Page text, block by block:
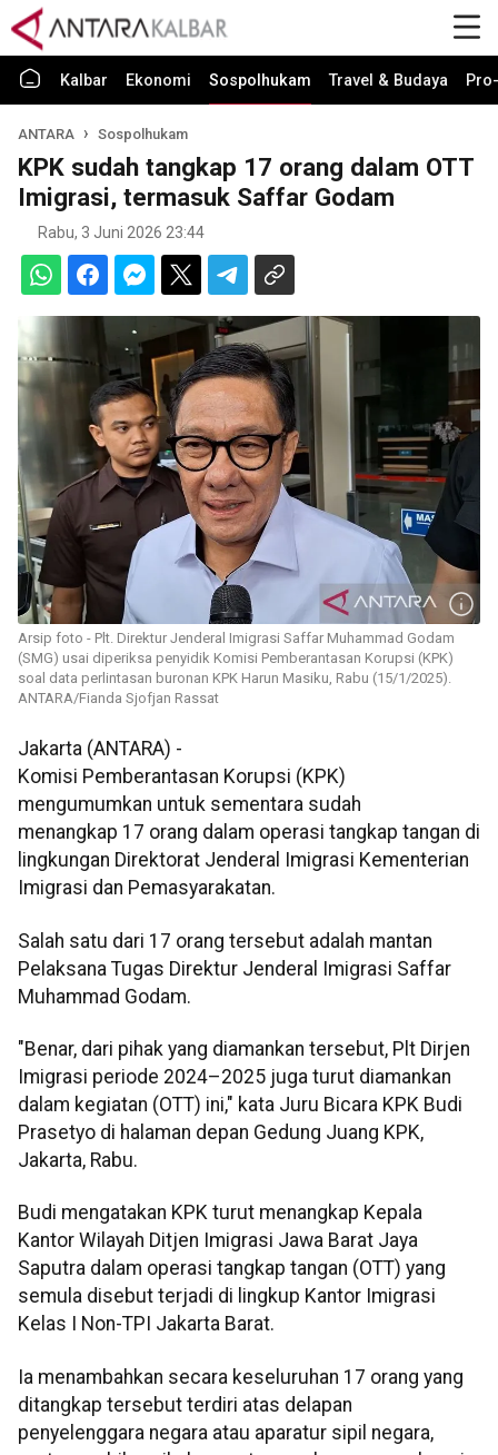
Kalbar Ekonomi Sospolhukam Travel & Budaya
ANTARA Sospolhukam
KPK sudah tangkap 17 orang dalam OTT
Imigrasi, termasuk Saffar Godam
Rabu, 3 Juni 2026 23:44
Arsip foto - Plt. Direktur Jenderal Imigrasi Saffar Muhammad Godam
(SMG) usai diperiksa penyidik Komisi Pemberantasan Korupsi (KPK)
soal data perlintasan buronan KPK Harun Masiku, Rabu (15/1/2025).
ANTARA/Fianda Sjofjan Rassat
Jakarta (ANTARA) -
Komisi Pemberantasan Korupsi (KPK)
mengumumkan untuk sementara sudah
menangkap 17 orang dalam operasi tangkap tangan di
lingkungan Direktorat Jenderal Imigrasi Kementerian
Imigrasi dan Pemasyarakatan.
Salah satu dari 17 orang tersebut adalah mantan
Pelaksana Tugas Direktur Jenderal Imigrasi Saffar
Muhammad Godam.
"Benar, dari pihak yang diamankan tersebut, Plt Dirjen
Imigrasi periode 2024–2025 juga turut diamankan
dalam kegiatan (OTT) ini," kata Juru Bicara KPK Budi
Prasetyo di halaman depan Gedung Juang KPK,
Jakarta, Rabu.
Budi mengatakan KPK turut menangkap Kepala
Kantor Wilayah Ditjen Imigrasi Jawa Barat Jaya
Saputra dalam operasi tangkap tangan (OTT) yang
semula disebut terjadi di lingkup Kantor Imigrasi
Kelas I Non-TPI Jakarta Barat.
Ia menambahkan secara keseluruhan 17 orang yang
ditangkap tersebut terdiri atas delapan
penyelenggara negara atau aparatur sipil negara,